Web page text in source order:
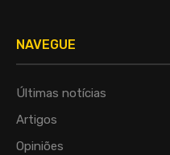
NAVEGUE
Últimas notícias
Artigos
Opiniões